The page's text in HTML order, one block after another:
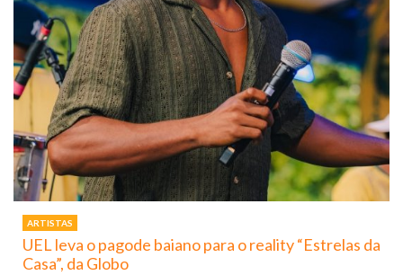
ARTISTAS
UEL leva o pagode baiano para o reality “Estrelas da
Casa”, da Globo